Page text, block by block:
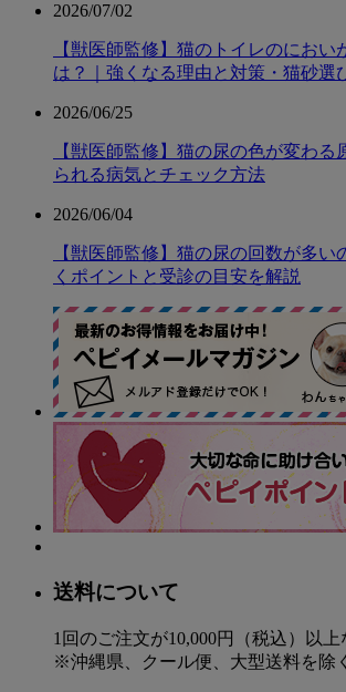
2026/07/02
【獣医師監修】猫のトイレのにおい
は？｜強くなる理由と対策・猫砂選
2026/06/25
【獣医師監修】猫の尿の色が変わる
られる病気とチェック方法
2026/06/04
【獣医師監修】猫の尿の回数が多い
くポイントと受診の目安を解説
送料について
1回のご注文が10,000円（税込）以上
※沖縄県、クール便、大型送料を除く